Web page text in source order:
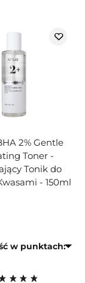
2% Gentle
Toner -
Tonik do
- 150ml
w punktach: